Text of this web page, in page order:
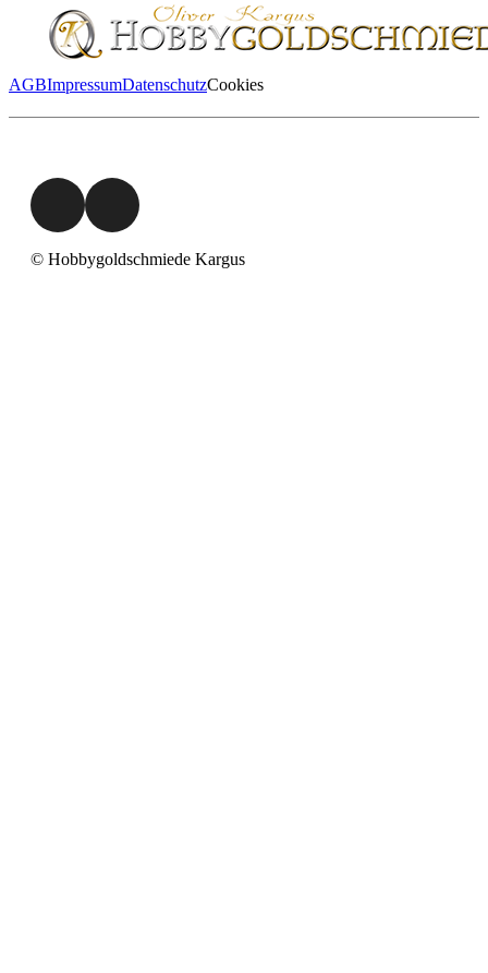
AGBImpressumDatenschutzCookies
© Hobbygoldschmiede Kargus